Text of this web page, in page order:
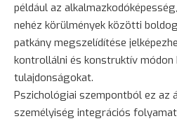
például az
nehéz körülmények közötti
patkány megszelídítése
kontrollálni és konstruktív módon
tulajdonságokat.
Pszichológiai szempontból ez az
személyiség integrációs